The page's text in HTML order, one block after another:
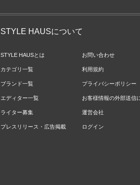
STYLE HAUSについて
STYLE HAUSとは
カテゴリ一覧
ブランド一覧
エディター一覧
ライター募集
プレスリリース・広告掲載
お問い合わせ
利用規約
プライバシーポリシー
お客様情報の外部送信
運営会社
ログイン